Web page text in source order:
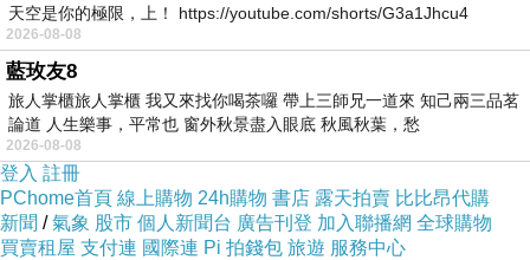
基本版型就
是這麼好穿
搭。
天空是你的極限，上！ https://youtube.com/shorts/G3a1Jhcu4
2026-08-08
藍玫友8
旅人掌櫃旅人掌櫃 我又來找你喝茶囉 帶上三師兄一道來 知己兩三品茗
論道 人生樂事，平常也 窗外秋景盡入眼底 秋風秋葉，愁
2026-08-08
登入 註冊
PChome首頁 線上購物 24h購物 書店 露天拍賣 比比昂代購
新聞 /氣象 股市 個人新聞台 廣告刊登 加入聯播網 全球購物
買賣租屋 支付連 國際連 Pi 拍錢包 旅遊 服務中心